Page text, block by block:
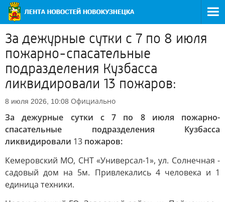
За дежурные сутки с 7 по 8 июля
пожарно-спасательные
подразделения Кузбасса
ликвидировали 13 пожаров:
8 июля 2026, 10:08 Официально
За дежурные сутки с 7 по 8 июля пожарно-
спасательные подразделения Кузбасса
ликвидировали 13 пожаров:
Кемеровский МО, СНТ «Универсал-1», ул. Солнечная -
садовый дом на 5м. Привлекались 4 человека и 1
единица техники.